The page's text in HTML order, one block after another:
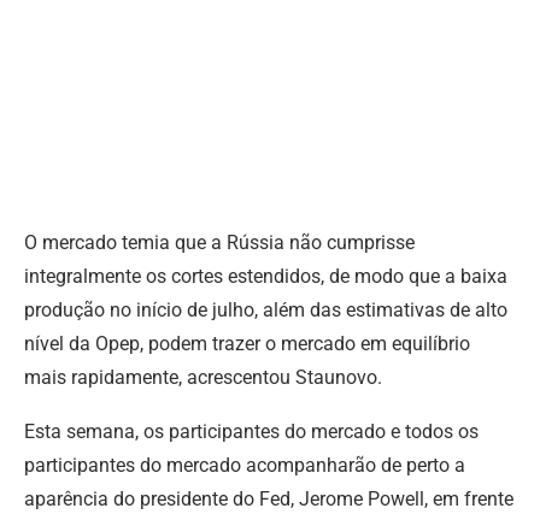
O mercado temia que a Rússia não cumprisse
integralmente os cortes estendidos, de modo que a baixa
produção no início de julho, além das estimativas de alto
nível da Opep, podem trazer o mercado em equilíbrio
mais rapidamente, acrescentou Staunovo.
Esta semana, os participantes do mercado e todos os
participantes do mercado acompanharão de perto a
aparência do presidente do Fed, Jerome Powell, em frente